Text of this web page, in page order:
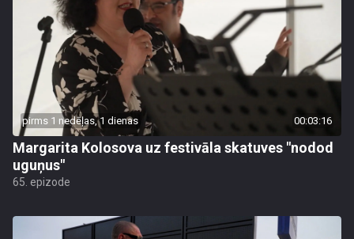
pirms 1 nedēļas, 1 dienas 00:03:16
Margarita Kolosova uz festivāla skatuves "nodod
uguņus"
65. epizode